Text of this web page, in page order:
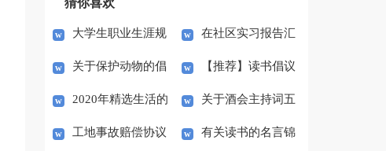
猜你喜欢
大学生职业生涯规
划大赛的策划书
在社区实习报告汇
总九篇
关于保护动物的倡
议书小学8篇
【推荐】读书倡议
书汇编7篇
2020年精选生活的
名言汇编79句
关于酒会主持词五
篇
工地事故赔偿协议 有关读书的名言锦